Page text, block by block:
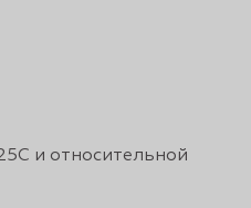
и относительной